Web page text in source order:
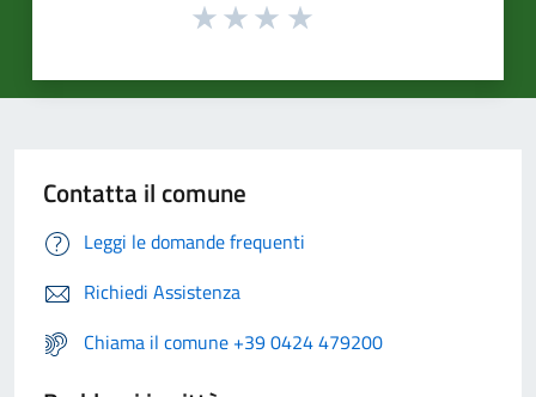
Contatta il comune
Leggi le domande frequenti
Richiedi Assistenza
Chiama il comune +39 0424 479200